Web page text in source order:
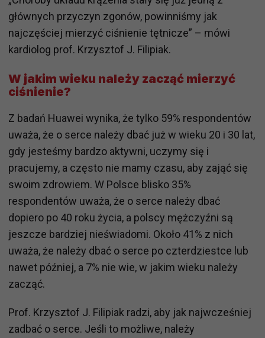
głównych przyczyn zgonów, powinniśmy jak
najczęściej mierzyć ciśnienie tętnicze” – mówi
kardiolog prof. Krzysztof J. Filipiak.
W jakim wieku należy zacząć mierzyć
ciśnienie?
Z badań Huawei wynika, że tylko 59% respondentów
uważa, że o serce należy dbać już w wieku 20 i 30 lat,
gdy jesteśmy bardzo aktywni, uczymy się i
pracujemy, a często nie mamy czasu, aby zająć się
swoim zdrowiem. W Polsce blisko 35%
respondentów uważa, że o serce należy dbać
dopiero po 40 roku życia, a polscy mężczyźni są
jeszcze bardziej nieświadomi. Około 41% z nich
uważa, że należy dbać o serce po czterdziestce lub
nawet później, a 7% nie wie, w jakim wieku należy
zacząć.
Prof. Krzysztof J. Filipiak radzi, aby jak najwcześniej
zadbać o serce. Jeśli to możliwe, należy